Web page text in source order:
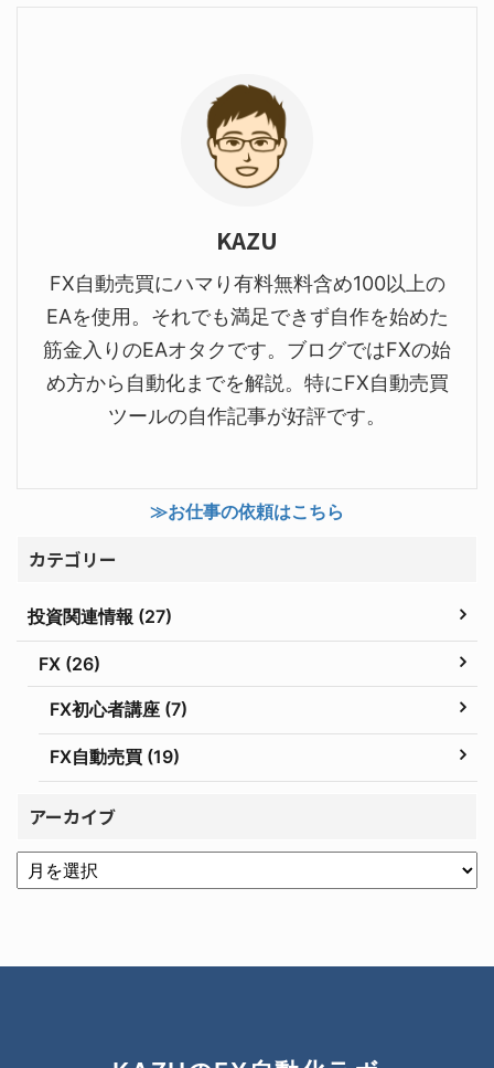
KAZU
FX自動売買にハマり有料無料含め100以上の
EAを使用。それでも満足できず自作を始めた
筋金入りのEAオタクです。ブログではFXの始
め方から自動化までを解説。特にFX自動売買
ツールの自作記事が好評です。
≫お仕事の依頼はこちら
カテゴリー
投資関連情報 (27)
FX (26)
FX初心者講座 (7)
FX自動売買 (19)
アーカイブ